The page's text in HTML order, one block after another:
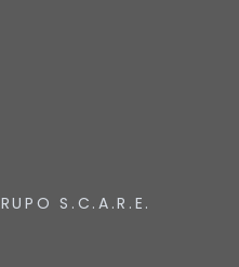
S.C.A.R.E.